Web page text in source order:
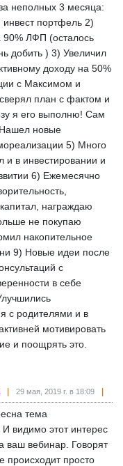
неполных 3 месяца:
портфель 2)
ЛФП (осталось
добить ) 3) Увеличил
доходу на 50%
с Максимом и
план с фактом и
я его выполню! Сам
новые
5) Много
и в инвестировании и
6) Ежемесячно
награждаю
не покупаю
накопительное
9) Новые идеи после
с
в себе
с родителями и в
мотивировать
и поощрять это.
29 мая, 2019 г. в 18:09
тема
И видимо этот интерес
ваш вебинар. Говорят
происходит просто